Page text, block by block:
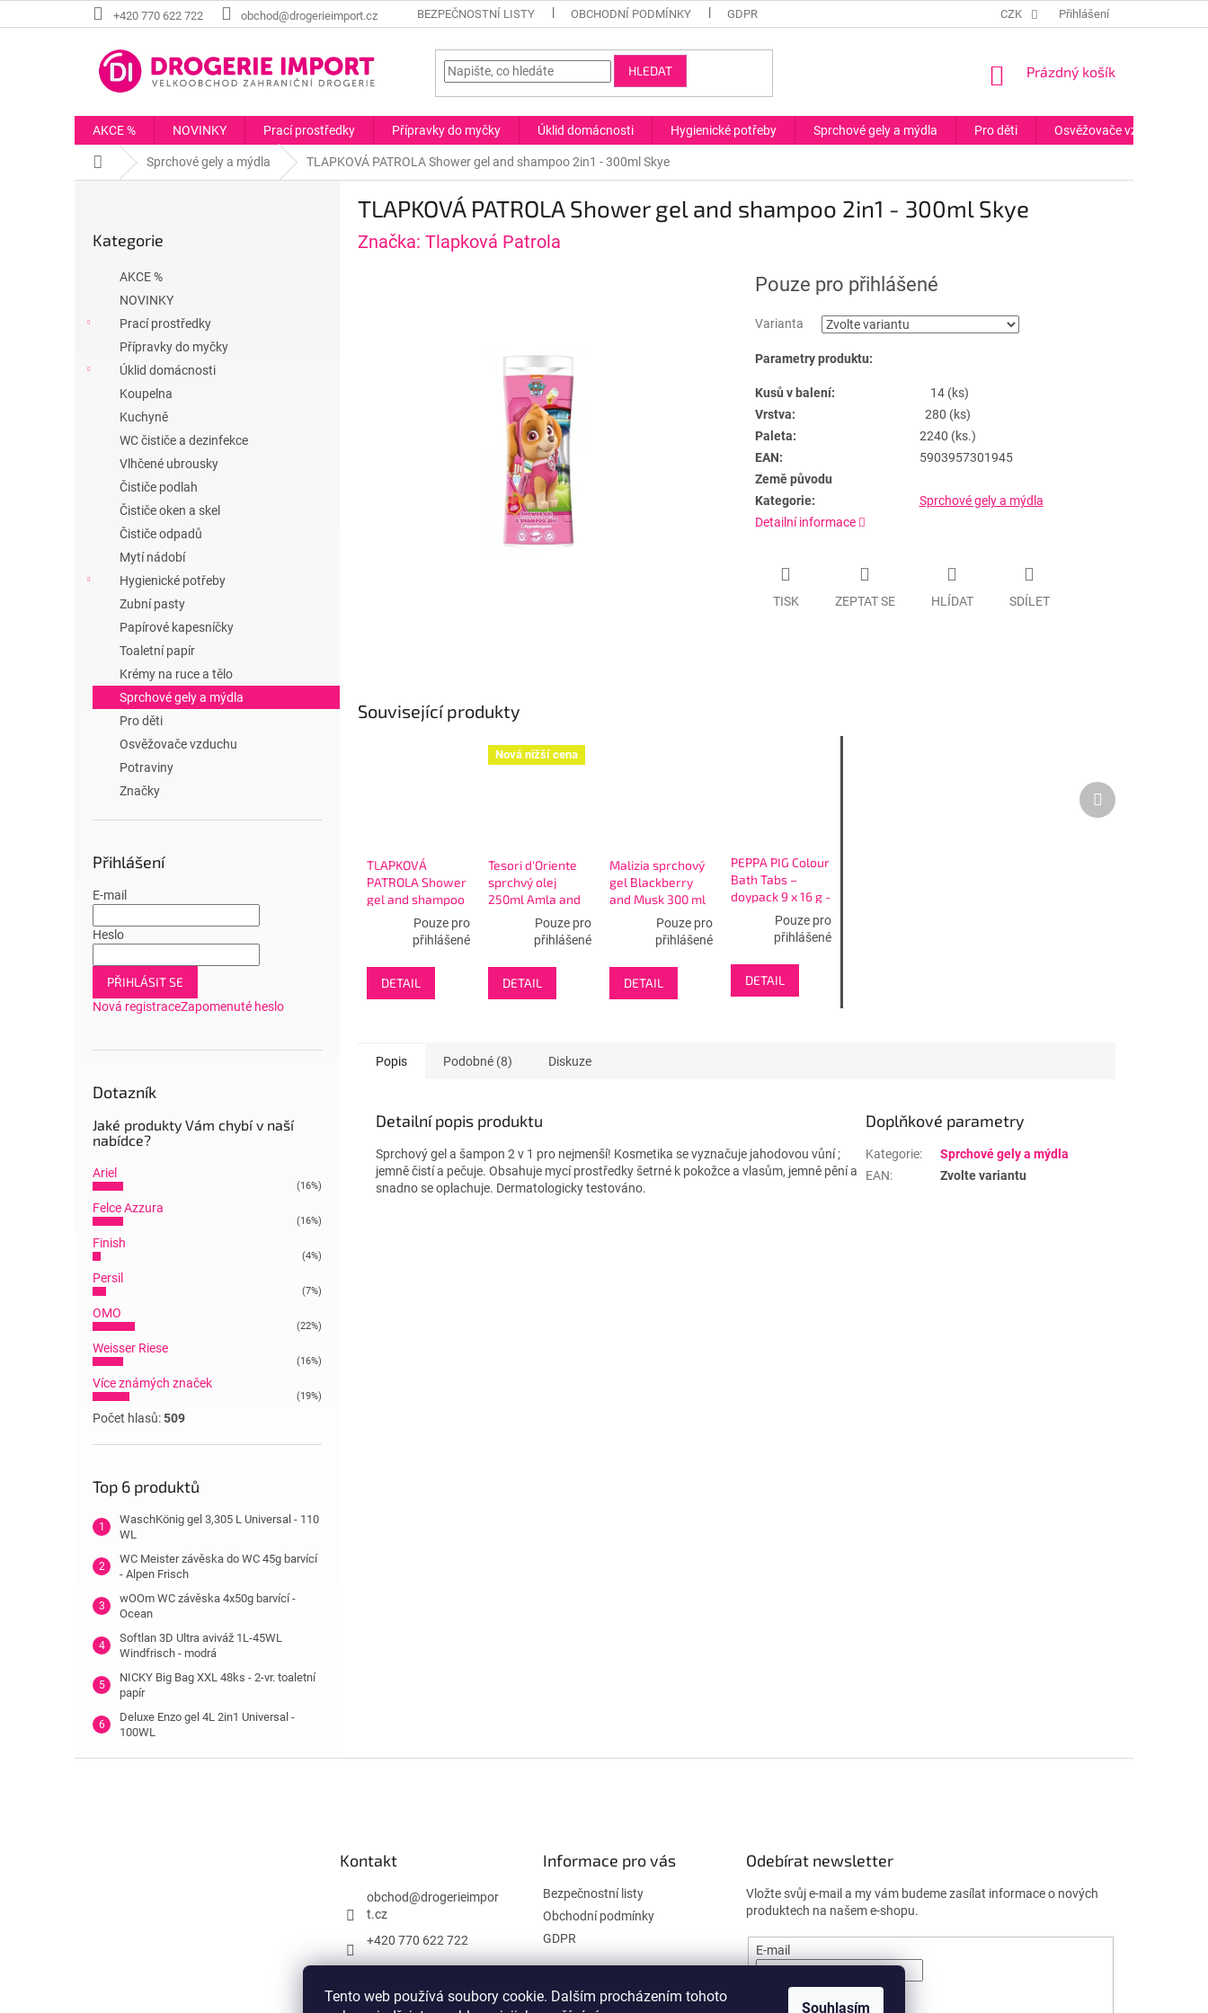
Tento web používá soubory cookie. Dalším procházením tohoto
Souhlasím
na
+420 770 622 722 obchod@drogerieimport.cz BEZPEČNOSTNÍ LISTY OBCHODNÍ PODMÍNKY GDPR CZK Přihlášení
HLEDAT
NÁKUPNÍ
Prázdný košík
AKCE % NOVINKY Prací prostředky Přípravky do myčky Úklid domácnosti Hygienické potřeby Sprchové gely a mýdla Pro děti Osvěžovače vzduchu
Domů Sprchové gely a mýdla TLAPKOVÁ PATROLA Shower gel and shampoo 2in1 - 300ml Skye
kategorie
Kategorie
AKCE %
NOVINKY
Prací prostředky
Přípravky do myčky
Úklid domácnosti
Koupelna
Kuchyně
WC čističe a dezinfekce
Vlhčené ubrousky
Čističe podlah
Čističe oken a skel
Čističe odpadů
Mytí nádobí
Hygienické potřeby
Zubní pasty
Papírové kapesníčky
Toaletní papír
Krémy na ruce a tělo
Sprchové gely a mýdla
Pro děti
Osvěžovače vzduchu
Potraviny
Značky
Přihlášení
E-mail
Heslo
PŘIHLÁSIT SE
Nová registraceZapomenuté heslo
Dotazník
Jaké produkty Vám chybí v naší
nabídce?
Ariel
(16%)
Felce Azzura
(16%)
Finish
(4%)
Persil
(7%)
OMO
(22%)
Weisser Riese
(16%)
Více známých značek
(19%)
Počet hlasů:509
Top 6 produktů
WaschKönig gel 3,305 L Universal - 110
WL
WC Meister závěska do WC 45g barvící
- Alpen Frisch
wOOm WC závěska 4x50g barvící -
Ocean
Softlan 3D Ultra aviváž 1L-45WL
Windfrisch - modrá
NICKY Big Bag XXL 48ks - 2-vr. toaletní
papír
Deluxe Enzo gel 4L 2in1 Universal -
100WL
TLAPKOVÁ PATROLA Shower gel and shampoo 2in1 - 300ml Skye
Značka: Tlapková Patrola
Pouze pro přihlášené
Varianta
Parametry produktu:
Kusů v balení:
14 (ks)
Vrstva:
280 (ks)
Paleta:
2240 (ks.)
EAN:
5903957301945
Země původu
Kategorie:
Sprchové gely a mýdla
Detailní informace
TISK ZEPTAT SE HLÍDAT SDÍLET
Související produkty
TLAPKOVÁ
PATROLA Shower
gel and shampoo
2in1 - 300mlPouze pro
přihlášené
DETAIL
Nová nižší cena
Tesori d'Oriente
sprchvý olej
250ml Amla and
Sesame OilPouze pro
přihlášené
DETAIL
Malizia sprchový
gel Blackberry
and Musk 300 ml
Pouze pro
přihlášené
DETAIL
PEPPA PIG Colour
Bath Tabs –
doypack 9 x 16 g -
barvící tablety do
Pouze pro
přihlášené
DETAIL
Další
produkt
Popis Podobné (8) Diskuze
Detailní popis produktu
Sprchový gel a šampon 2 v 1 pro nejmenší! Kosmetika se vyznačuje jahodovou vůní ;
jemně čistí a pečuje. Obsahuje mycí prostředky šetrné k pokožce a vlasům, jemně pění a
snadno se oplachuje. Dermatologicky testováno.
Doplňkové parametry
Kategorie:
Sprchové gely a mýdla
EAN: Zvolte variantu
Kontakt
obchod@drogerieimpor
t.cz
+420 770 622 722
Informace pro vás
Bezpečnostní listy
Obchodní podmínky
GDPR
Odebírat newsletter
Vložte svůj e-mail a my vám budeme zasílat informace o nových
produktech na našem e-shopu.
E-mail